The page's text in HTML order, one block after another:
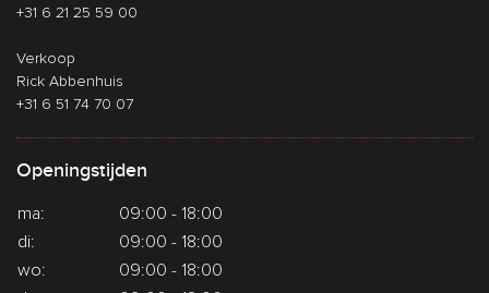
+31 6 21 25 59 00
Verkoop
Rick Abbenhuis
+31 6 51 74 70 07
Openingstijden
ma:
09:00 - 18:00
di:
09:00 - 18:00
wo:
09:00 - 18:00